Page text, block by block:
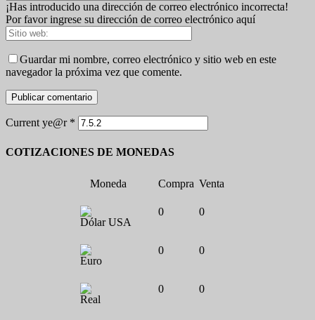
¡Has introducido una dirección de correo electrónico incorrecta!
Por favor ingrese su dirección de correo electrónico aquí
Guardar mi nombre, correo electrónico y sitio web en este
navegador la próxima vez que comente.
Current ye@r *
COTIZACIONES DE MONEDAS
Moneda Compra Venta
Dólar USA
0 0
Euro
0 0
Real
0 0